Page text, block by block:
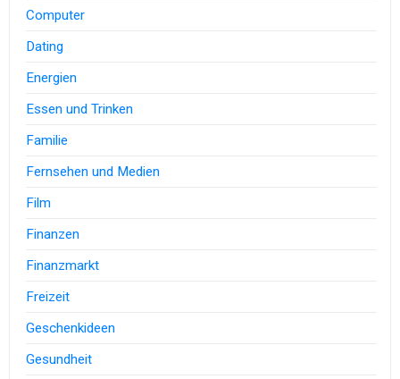
Computer
Dating
Energien
Essen und Trinken
Familie
Fernsehen und Medien
Film
Finanzen
Finanzmarkt
Freizeit
Geschenkideen
Gesundheit